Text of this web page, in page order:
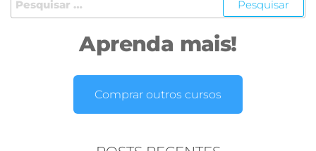
Aprenda mais!
Comprar outros cursos